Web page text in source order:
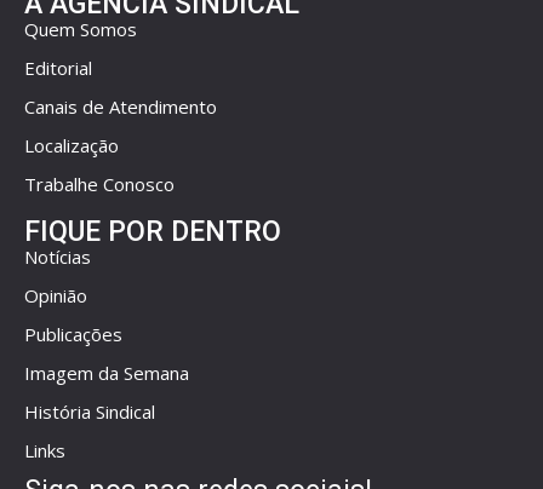
Quem Somos
Editorial
Canais de Atendimento
Localização
Trabalhe Conosco
FIQUE POR DENTRO
Notícias
Opinião
Publicações
Imagem da Semana
História Sindical
Links